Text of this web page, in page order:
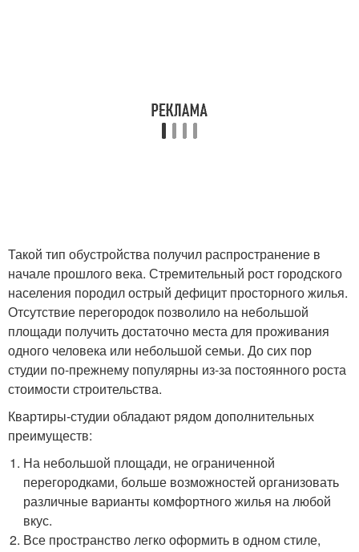
Такой тип обустройства получил распространение в
начале прошлого века. Стремительный рост городского
населения породил острый дефицит просторного жилья.
Отсутствие перегородок позволило на небольшой
площади получить достаточно места для проживания
одного человека или небольшой семьи. До сих пор
студии по-прежнему популярны из-за постоянного роста
стоимости строительства.
Квартиры-студии обладают рядом дополнительных
преимуществ:
На небольшой площади, не ограниченной
перегородками, больше возможностей организовать
различные варианты комфортного жилья на любой
вкус.
Все пространство легко оформить в одном стиле,